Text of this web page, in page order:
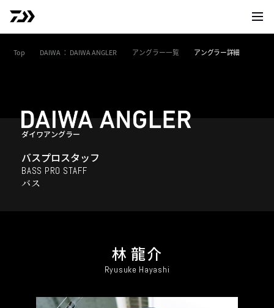
サイ
Top DAIWA ： DAIWA ANGLER アングラー一覧 アングラー詳細
ダイワアングラー
バスプロスタッフ
BASS PRO STAFF
バス
林 龍介
Ryusuke Hayashi